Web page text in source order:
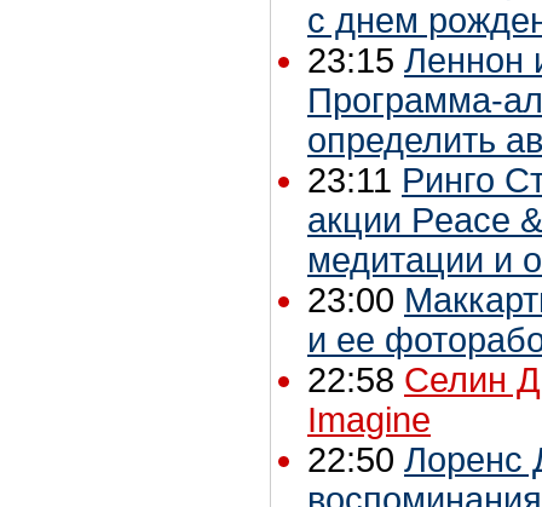
с днем
23:15 Леннон
Программа-
определить
23:11 Ринго
акции Peace
медитации и
23:00
и ее
22:58 Селин
Imagine
22:50 Лоренс